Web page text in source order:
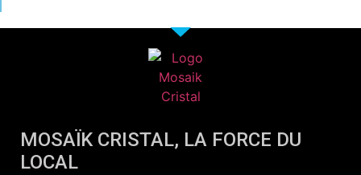
MOSAÏK CRISTAL, LA FORCE DU
LOCAL